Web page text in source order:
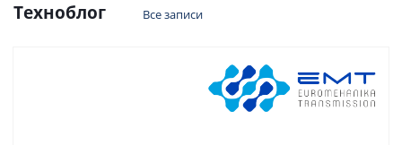
Техноблог Все записи